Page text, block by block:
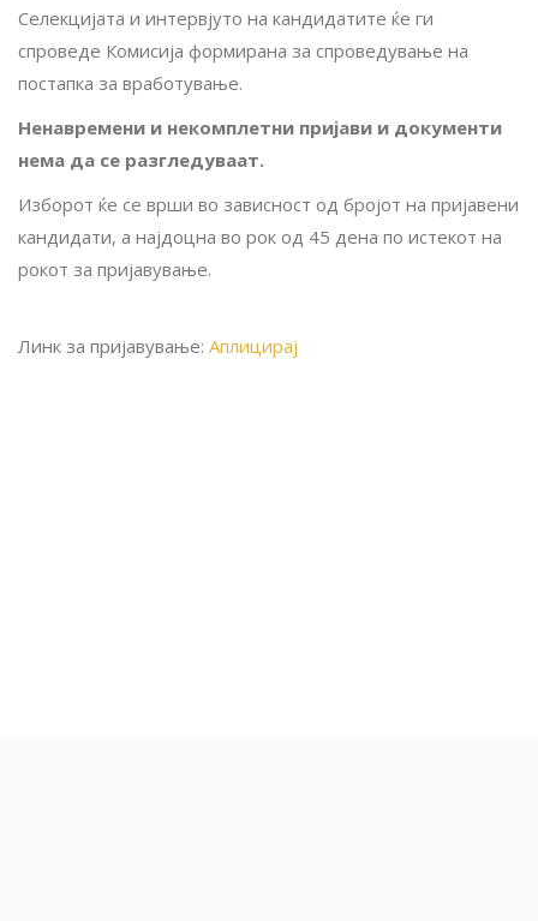
Селекцијата и интервјуто на кандидатите ќе ги
спроведе Комисија формирана за спроведување на
постапка за вработување.
Ненавремени и некомплетни пријави и документи
нема да се разгледуваат.
Изборот ќе се врши во зависност од бројот на пријавени
кандидати, а најдоцна во рок од 45 дена по истекот на
рокот за пријавување.
Линк за пријавување: Аплицирај